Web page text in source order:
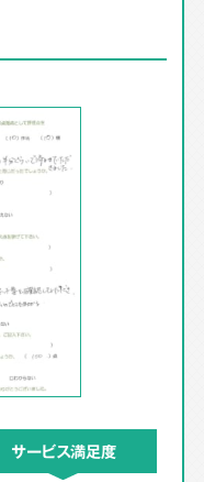
サービス満足度